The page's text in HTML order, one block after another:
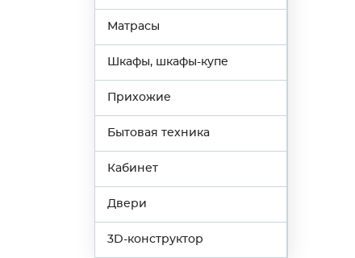
Матрасы
Шкафы, шкафы-купе
Прихожие
Бытовая техника
Кабинет
Двери
3D-конструктор